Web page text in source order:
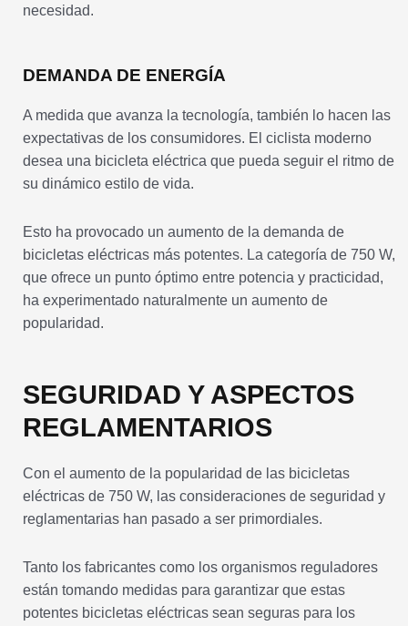
necesidad.
DEMANDA DE ENERGÍA
A medida que avanza la tecnología, también lo hacen las
expectativas de los consumidores. El ciclista moderno
desea una bicicleta eléctrica que pueda seguir el ritmo de
su dinámico estilo de vida.
Esto ha provocado un aumento de la demanda de
bicicletas eléctricas más potentes. La categoría de 750 W,
que ofrece un punto óptimo entre potencia y practicidad,
ha experimentado naturalmente un aumento de
popularidad.
SEGURIDAD Y ASPECTOS
REGLAMENTARIOS
Con el aumento de la popularidad de las bicicletas
eléctricas de 750 W, las consideraciones de seguridad y
reglamentarias han pasado a ser primordiales.
Tanto los fabricantes como los organismos reguladores
están tomando medidas para garantizar que estas
potentes bicicletas eléctricas sean seguras para los